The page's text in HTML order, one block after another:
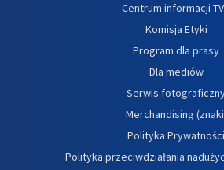
Centrum informacji
Komisja Etyki
Program dla prasy
Dla mediów
Serwis
Merchandising
Polityka Prywatności
Polityka przeciwdziałania